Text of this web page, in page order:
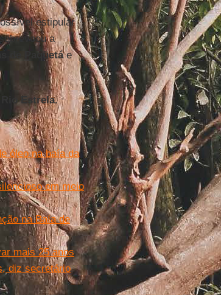
estipular
a
de Paquetáe
Rio Estrela.
óleo na baía da
em meio
na Baía de
mais 25 anos
diz secretário